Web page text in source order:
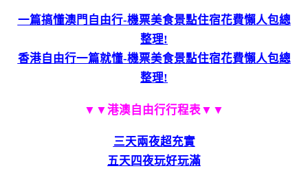
一篇搞懂澳門自由行-機票美食景點住宿花費懶人包總
整理!
香港自由行一篇就懂-機票美食景點住宿花費懶人包總
整理!
▼▼港澳自由行行程表▼▼
三天兩夜超充實
五天四夜玩好玩滿